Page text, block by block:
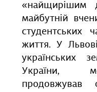
«найщирішим
майбутній
студентських
життя. У
українських
України,
продовжував